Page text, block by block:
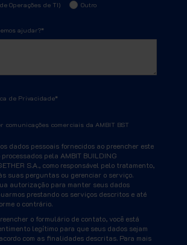
Operações de TI) Outro
ajudar?*
de Privacidade*
comunicações comerciais da AMBIT BST
dados pessoais fornecidos ao preencher este
pela AMBIT BUILDING
S.A., como responsável pelo tratamento,
suas perguntas ou gerenciar o serviço.
autorização para manter seus dados
prestando os serviços descritos e até
o contrário.
o formulário de contato, você está
legítimo para que seus dados sejam
com as finalidades descritas. Para mais